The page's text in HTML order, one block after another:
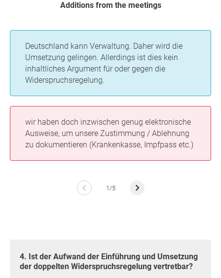
Additions from the meetings
Deutschland kann Verwaltung. Daher wird die
Umsetzung gelingen. Allerdings ist dies kein
inhaltliches Argument für oder gegen die
Widerspruchsregelung.
wir haben doch inzwischen genug elektronische
Ausweise, um unsere Zustimmung / Ablehnung
zu dokumentieren (Krankenkasse, Impfpass etc.)
1/5
4. Ist der Aufwand der Einführung und Umsetzung
der doppelten Widerspruchsregelung vertretbar?